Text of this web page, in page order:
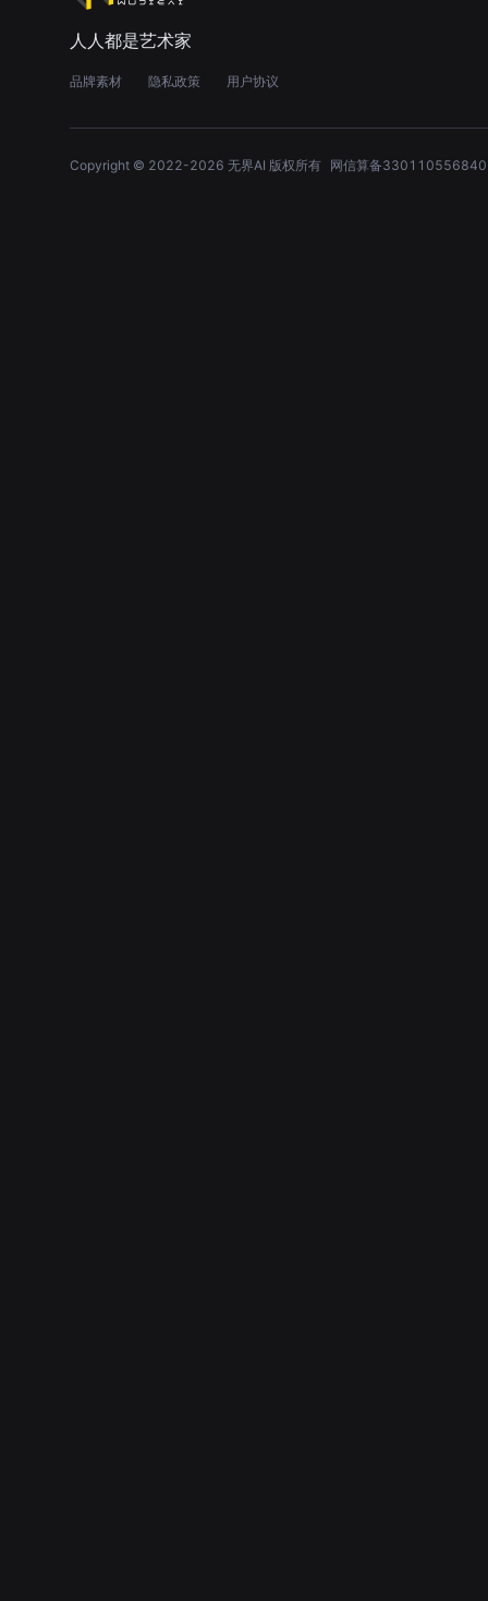
人人都是艺术家
品牌素材 隐私政策 用户协议
Copyright © 2022-2026 无界AI 版权所有 网信算备